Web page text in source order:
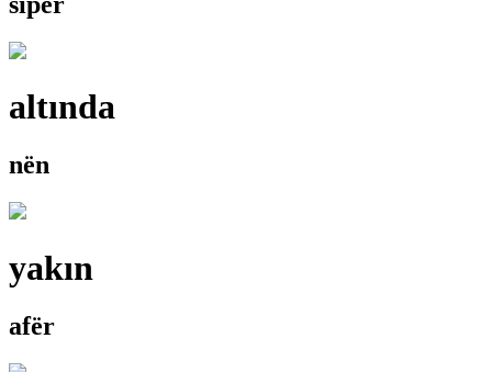
altında
nën
yakın
afër